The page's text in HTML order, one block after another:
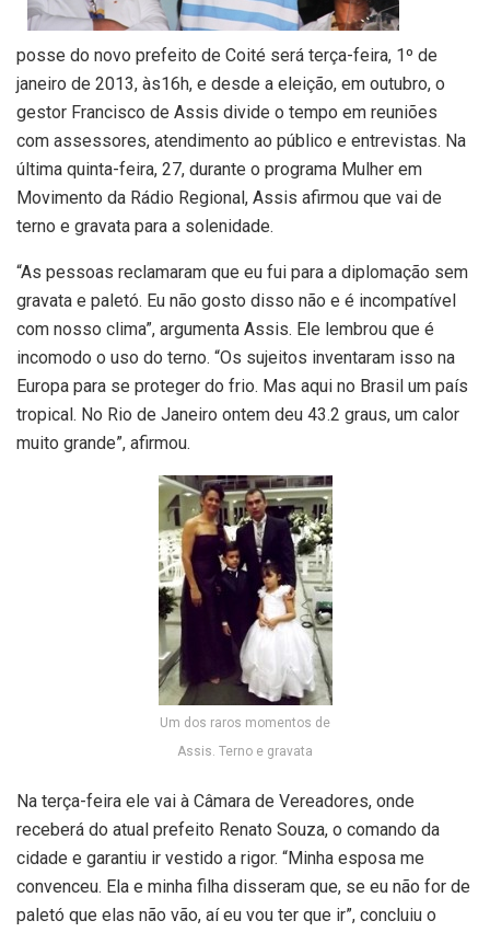
posse do novo prefeito de Coité será terça-feira, 1º de
janeiro de 2013, às16h, e desde a eleição, em outubro, o
gestor Francisco de Assis divide o tempo em reuniões
com assessores, atendimento ao público e entrevistas. Na
última quinta-feira, 27, durante o programa Mulher em
Movimento da Rádio Regional, Assis afirmou que vai de
terno e gravata para a solenidade.
“As pessoas reclamaram que eu fui para a diplomação sem
gravata e paletó. Eu não gosto disso não e é incompatível
com nosso clima”, argumenta Assis. Ele lembrou que é
incomodo o uso do terno. “Os sujeitos inventaram isso na
Europa para se proteger do frio. Mas aqui no Brasil um país
tropical. No Rio de Janeiro ontem deu 43.2 graus, um calor
muito grande”, afirmou.
Um dos raros momentos de
Assis. Terno e gravata
Na terça-feira ele vai à Câmara de Vereadores, onde
receberá do atual prefeito Renato Souza, o comando da
cidade e garantiu ir vestido a rigor. “Minha esposa me
convenceu. Ela e minha filha disseram que, se eu não for de
paletó que elas não vão, aí eu vou ter que ir”, concluiu o